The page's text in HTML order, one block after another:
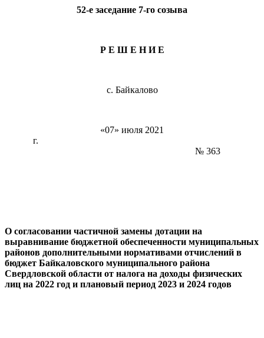
52-е заседание 7-го созыва
Р Е Ш Е Н И Е
с. Байкалово
«07» июля 2021
г.
№ 363
О согласовании частичной замены дотации на
выравнивание бюджетной обеспеченности муниципальных
районов дополнительными нормативами отчислений в
бюджет Байкаловского муниципального района
Свердловской области от налога на доходы физических
лиц на 2022 год и плановый период 2023 и 2024 годов